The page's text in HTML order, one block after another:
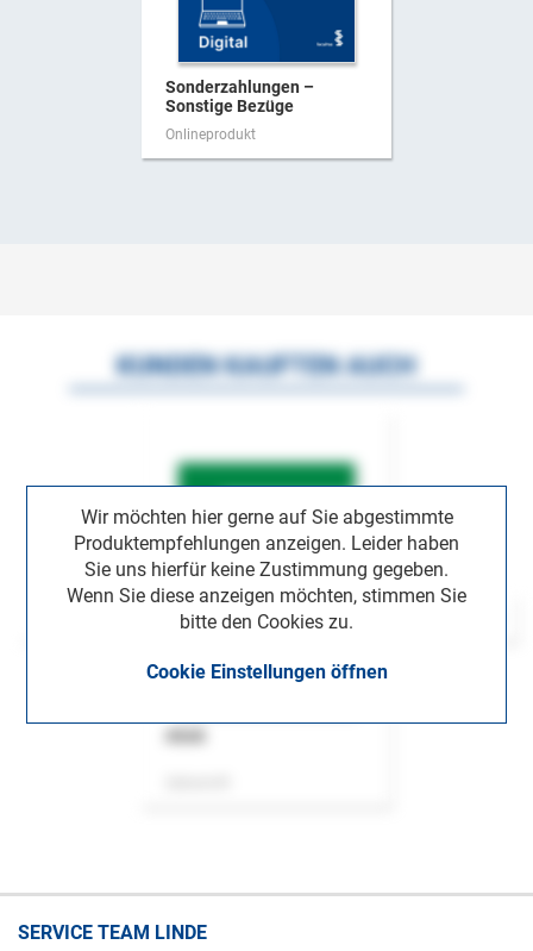
Sonderzahlungen –
Sonstige Bezüge
Onlineprodukt
Wir möchten hier gerne auf Sie abgestimmte
Produktempfehlungen anzeigen. Leider haben
Sie uns hierfür keine Zustimmung gegeben.
Wenn Sie diese anzeigen möchten, stimmen Sie
bitte den Cookies zu.
Cookie Einstellungen öffnen
KUNDEN KAUFTEN AUCH
SERVICE TEAM LINDE